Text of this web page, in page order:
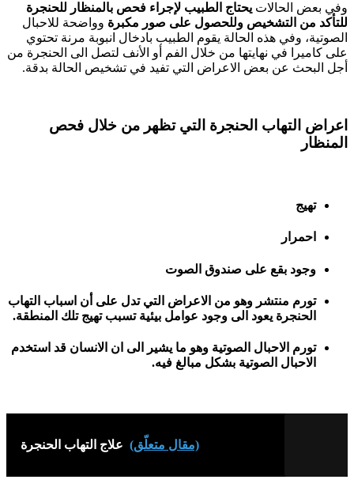
وفي بعض الحالات يحتاج الطبيب لإجراء فحص بالمنظار للحنجرة
للتأكد من التشخيص وللحصول على صور مكبرة وواضحة للاحبال
الصوتية، وفي هذه الحالة يقوم الطبيب بادخال انبوبة مرنة تحتوي
على كاميرا في نهايتها من خلال الفم أو الأنف لتصل الى الحنجرة من
أجل البحث عن بعض الاعراض التي تفيد في تشخيص الحالة بدقة.
اعراض التهاب الحنجرة التي تظهر من خلال فحص
المنظار
تهيج
احمرار
وجود بقع على صندوق الصوت
تورم منتشر وهو من الاعراض التي تدل على أن اسباب التهاب
الحنجرة يعود الى وجود عوامل بيئية تسبب تهيج تلك المنطقة.
تورم الاحبال الصوتية وهو ما يشير الى ان الانسان قد استخدم
الاحبال الصوتية بشكل مبالغ فيه.
(مقال متعلّق) علاج التهاب الحنجرة